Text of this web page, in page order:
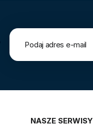
NASZE SERWISY